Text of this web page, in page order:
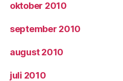
oktober 2010
september 2010
august 2010
juli 2010